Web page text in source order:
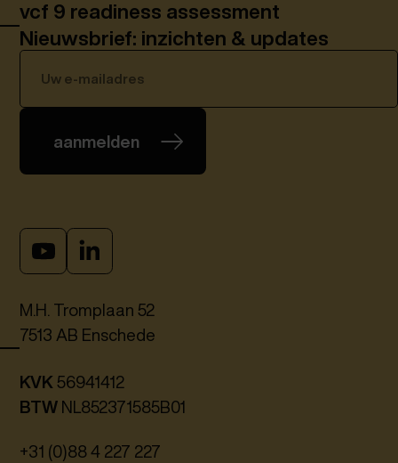
M.H. Tromplaan 52
7513 AB Enschede
KVK 56941412
BTW NL852371585B01
+31 (0)88 4 227 227
vcf 9 readiness assessment
Nieuwsbrief: inzichten & updates
aanmelden